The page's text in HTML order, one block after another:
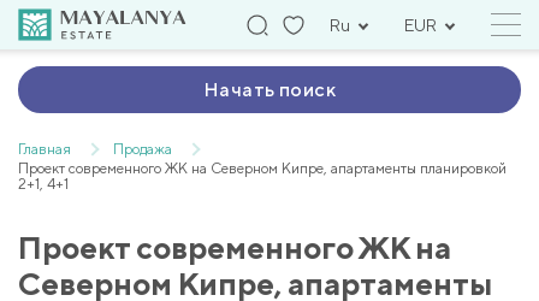
Ru EUR
Начать поиск
Главная
Продажа
Проект современного ЖК на Северном Кипре, апартаменты планировкой
2+1, 4+1
Проект современного ЖК на
Северном Кипре, апартаменты